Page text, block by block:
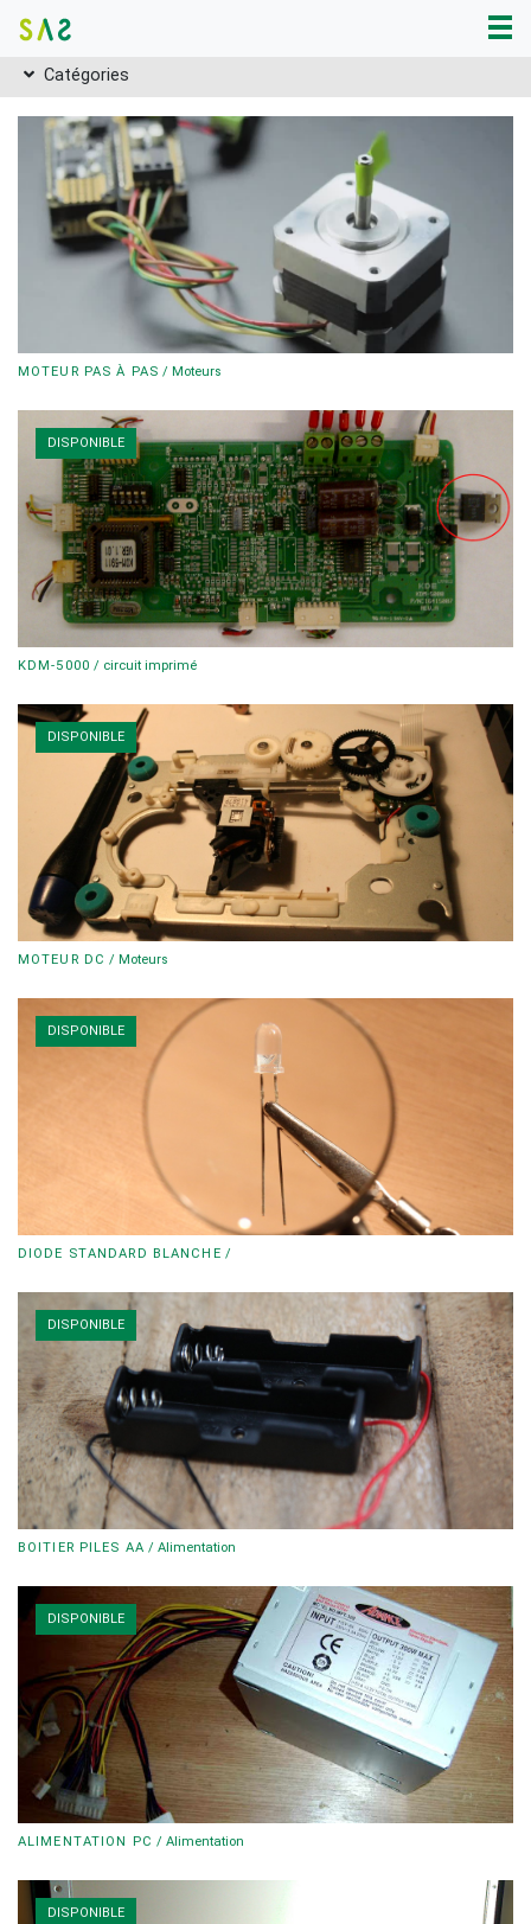
Catégories
MOTEUR PAS À PAS / Moteurs
DISPONIBLE
KDM-5000 / circuit imprimé
DISPONIBLE
MOTEUR DC /Moteurs
DISPONIBLE
DIODE STANDARD BLANCHE /
DISPONIBLE
BOITIER PILES AA / Alimentation
DISPONIBLE
ALIMENTATION PC / Alimentation
DISPONIBLE